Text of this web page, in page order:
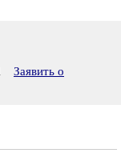
Заявить о